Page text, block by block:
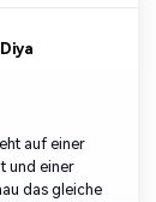
auf einer
und einer
das gleiche